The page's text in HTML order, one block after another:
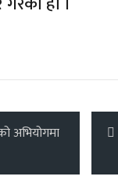
अभियोगमा